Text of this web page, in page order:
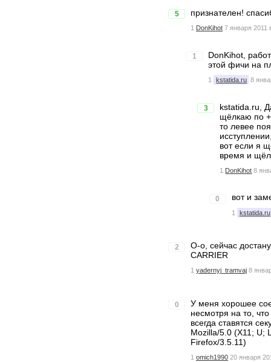
5 признателен!
1 DonKihot 7 января 2011
1
DonKihot,
этой фичи на
1 kstatida.ru 8
3
kstatida.ru,
щёлкаю по +
то левее
вот если я
время и
1 DonKihot 8
0 вот и
1 kstatida.ru
2
О-о, сейчас
CARRIER
1 yadernyj_tramvaj 8
0
У меня хорошее
несмотря на то,
всегда ставятся
Mozilla/5.0 (X11; U;
Firefox/3.5.11)
1 omich1990 20 января